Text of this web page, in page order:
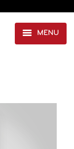
MENU